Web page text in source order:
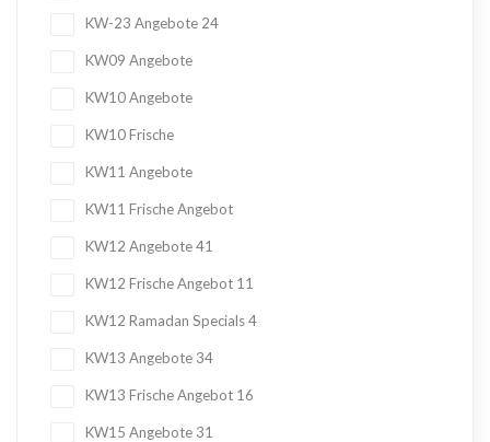
KW-23 Angebote 24
KW09 Angebote
KW10 Angebote
KW10 Frische
KW11 Angebote
KW11 Frische Angebot
KW12 Angebote 41
KW12 Frische Angebot 11
KW12 Ramadan Specials 4
KW13 Angebote 34
KW13 Frische Angebot 16
KW15 Angebote 31